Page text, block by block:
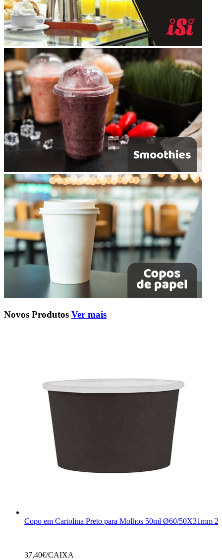
Novos Produtos Ver mais
Copo em Cartolina Preto para Molhos 50ml Ø60/50X31mm
37,40€/CAIXA